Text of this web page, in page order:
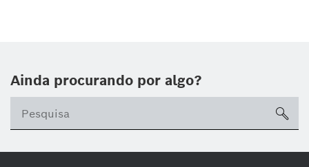
Ainda procurando por algo?